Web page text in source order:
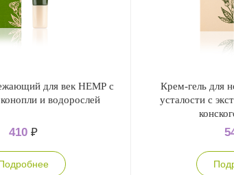
для век НЕМР с
и водорослей
410 ₽
Крем-гель для
усталости с